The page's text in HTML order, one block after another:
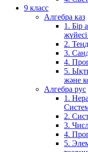
9 класс
Алгебра каз
1. Бір
жүйесі
2.
3.
4.
5.
және
Алгебра рус
1.
2.
3.
4.
5.